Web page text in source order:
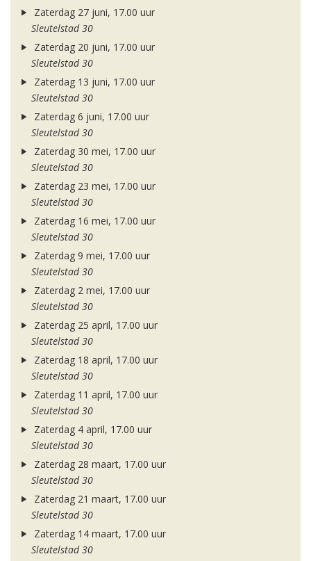
Zaterdag 27 juni, 17.00 uur
Sleutelstad 30
Zaterdag 20 juni, 17.00 uur
Sleutelstad 30
Zaterdag 13 juni, 17.00 uur
Sleutelstad 30
Zaterdag 6 juni, 17.00 uur
Sleutelstad 30
Zaterdag 30 mei, 17.00 uur
Sleutelstad 30
Zaterdag 23 mei, 17.00 uur
Sleutelstad 30
Zaterdag 16 mei, 17.00 uur
Sleutelstad 30
Zaterdag 9 mei, 17.00 uur
Sleutelstad 30
Zaterdag 2 mei, 17.00 uur
Sleutelstad 30
Zaterdag 25 april, 17.00 uur
Sleutelstad 30
Zaterdag 18 april, 17.00 uur
Sleutelstad 30
Zaterdag 11 april, 17.00 uur
Sleutelstad 30
Zaterdag 4 april, 17.00 uur
Sleutelstad 30
Zaterdag 28 maart, 17.00 uur
Sleutelstad 30
Zaterdag 21 maart, 17.00 uur
Sleutelstad 30
Zaterdag 14 maart, 17.00 uur
Sleutelstad 30